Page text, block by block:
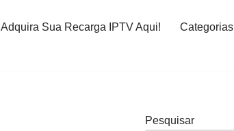
Adquira Sua Recarga IPTV Aqui! Categorias
Pesquisar